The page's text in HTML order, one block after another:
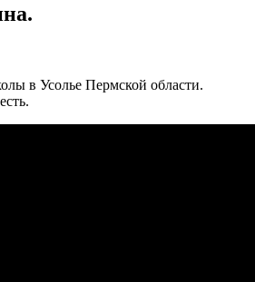
в Усолье Пермской области.